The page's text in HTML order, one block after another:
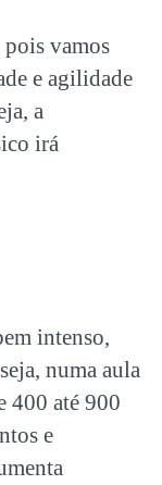
pois vamos
e agilidade
a
irá
intenso,
numa aula
400 até 900
e